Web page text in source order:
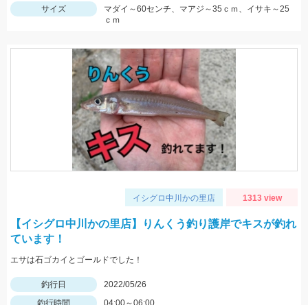
サイズ
マダイ～60センチ、マアジ～35ｃｍ、イサキ～25
ｃｍ
イシグロ中川かの里店 1313 view
【イシグロ中川かの里店】りんくう釣り護岸でキスが釣れ
ています！
エサは石ゴカイとゴールドでした！
釣行日
2022/05/26
釣行時間
04:00～06:00